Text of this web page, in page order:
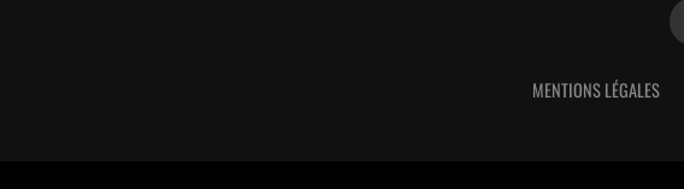
MENTIONS LÉGALES